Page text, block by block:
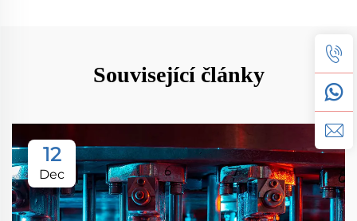
Související články
12
Dec